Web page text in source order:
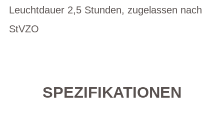
Leuchtdauer 2,5 Stunden, zugelassen nach
StVZO
SPEZIFIKATIONEN